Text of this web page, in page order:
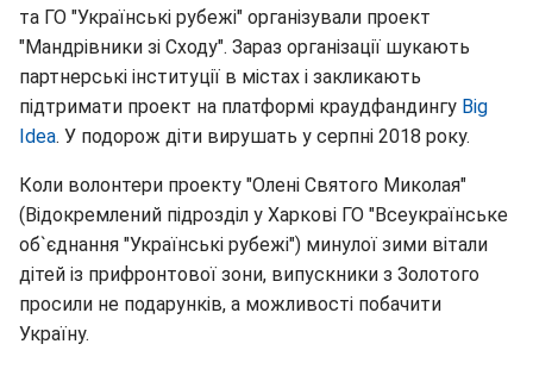
та ГО "Українські рубежі" організували проект
"Мандрівники зі Сходу". Зараз організації шукають
партнерські інституції в містах і закликають
підтримати проект на платформі краудфандингу Big
Idea. У подорож діти вирушать у серпні 2018 року.
Коли волонтери проекту "Олені Святого Миколая"
(Відокремлений підрозділ у Харкові ГО "Всеукраїнське
об`єднання "Українські рубежі") минулої зими вітали
дітей із прифронтової зони, випускники з Золотого
просили не подарунків, а можливості побачити
Україну.